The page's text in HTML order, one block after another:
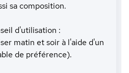
sa composition.
d'utilisation :
matin et soir à l'aide d'un
de préférence).